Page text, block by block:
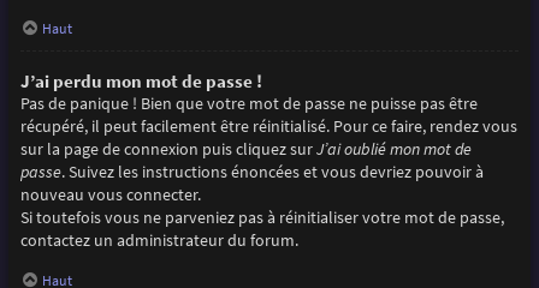
Haut
J’ai perdu mon mot de passe !
Pas de panique ! Bien que votre mot de passe ne puisse pas être
récupéré, il peut facilement être réinitialisé. Pour ce faire, rendez vous
sur la page de connexion puis cliquez surJ’ai oublié mon mot de
passe. Suivez les instructions énoncées et vous devriez pouvoir à
nouveau vous connecter.
Si toutefois vous ne parveniez pas à réinitialiser votre mot de passe,
contactez un administrateur du forum.
Haut